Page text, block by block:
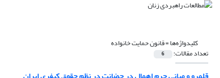
کلیدواژه‌ها =قانون حمایت خانواده
تعداد مقالات: 6